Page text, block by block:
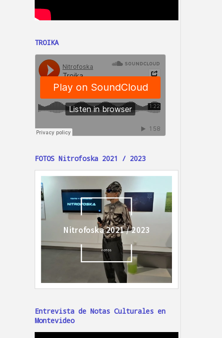
TROIKA
FOTOS Nitrofoska 2021 / 2023
Entrevista de Notas Culturales en
Montevideo